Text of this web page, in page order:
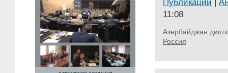
Публикации |
11:08
Азербайджан
Россия